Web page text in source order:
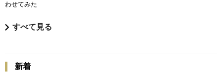
わせてみた
すべて見る
新着